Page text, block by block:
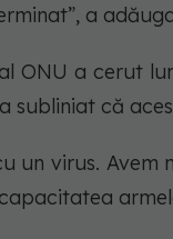
a
ONU a cerut
subliniat că
un virus.